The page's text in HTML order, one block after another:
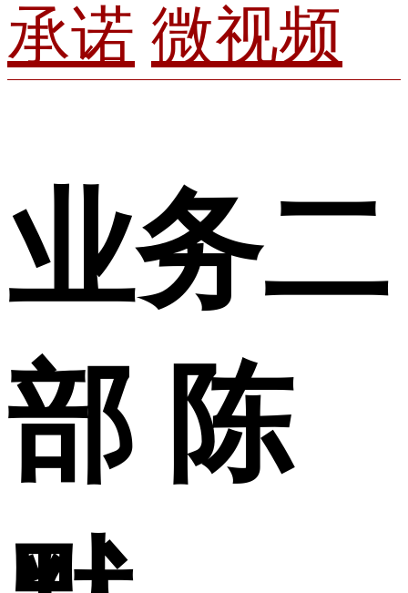
承诺 微视频
业务二
部 陈